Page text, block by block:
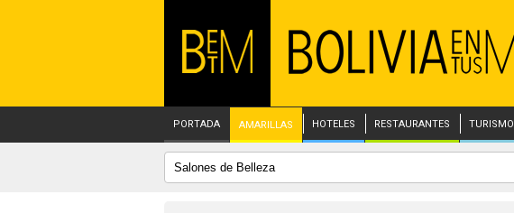
PORTADA AMARILLAS HOTELES RESTAURANTES TURISMO